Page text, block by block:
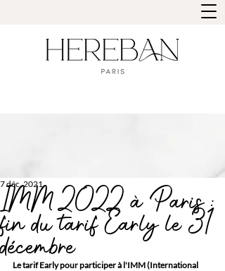
IMM 2022 à Paris :
fin du tarif Early le 31
décembre
7 déc. 2021
Le tarif Early pour participer à l'IMM (International